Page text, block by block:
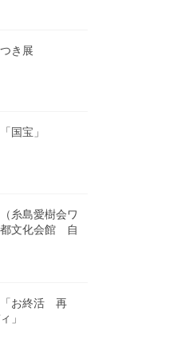
き展
国宝」
糸島愛樹会ワ
都文化会館 自
「お終活 再
」